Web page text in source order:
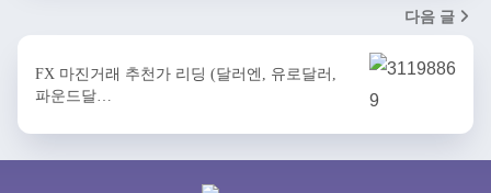
다음 글
FX 마진거래 추천가 리딩 (달러엔, 유로달러,
파운드달…